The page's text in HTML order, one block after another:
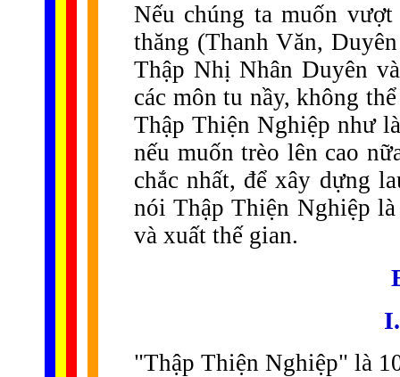
Nếu chúng ta muốn
thăng (Thanh Văn,
Thập Nhị Nhân Duyên
các môn tu nầy, không
Thập Thiện Nghiệp như
nếu muốn trèo lên cao
chắc nhất, để xây dựng
nói Thập Thiện Nghiệp
và xuất thế gian.
"Thập Thiện Nghiệp" là